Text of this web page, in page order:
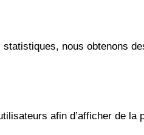
nous obtenons
afin d’afficher de la